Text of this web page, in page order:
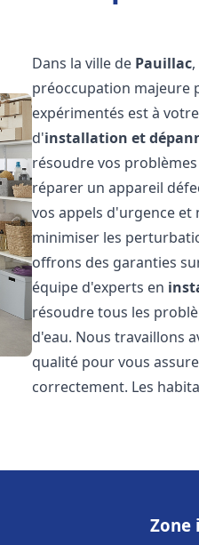
Dans la ville de Pauillac
préoccupation majeure
expérimentés est à
d'installation et
résoudre vos
réparer un appareil
vos appels d'urgence
minimiser les
offrons des garanties
équipe d'experts en
résoudre tous les
d'eau. Nous travaillons
qualité pour vous
correctement. Les
Zone